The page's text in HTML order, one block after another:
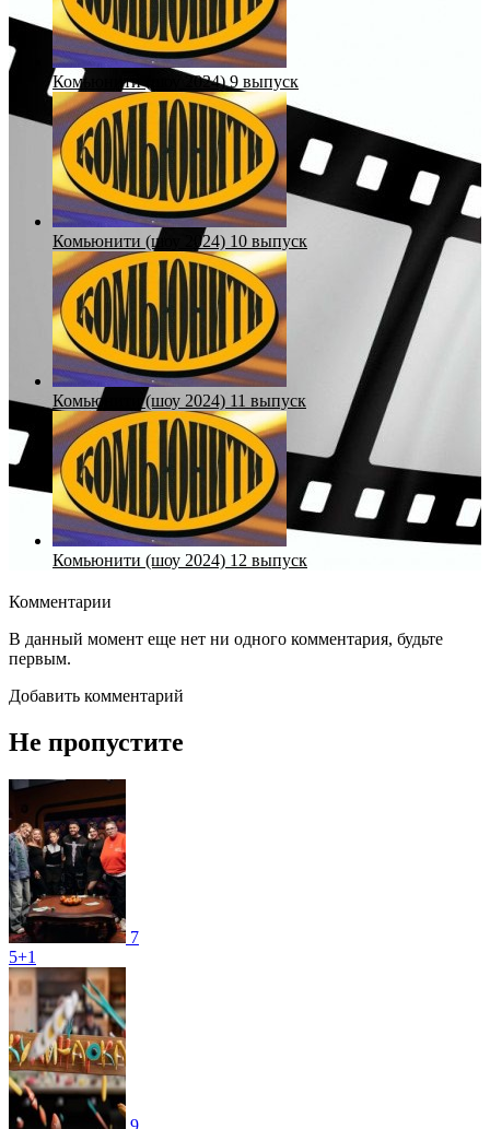
Комьюнити (шоу 2024) 9 выпуск
Комьюнити (шоу 2024) 10 выпуск
Комьюнити (шоу 2024) 11 выпуск
Комьюнити (шоу 2024) 12 выпуск
Комментарии
В данный момент еще нет ни одного комментария, будьте
первым.
Добавить комментарий
Не пропустите
7
5+1
9